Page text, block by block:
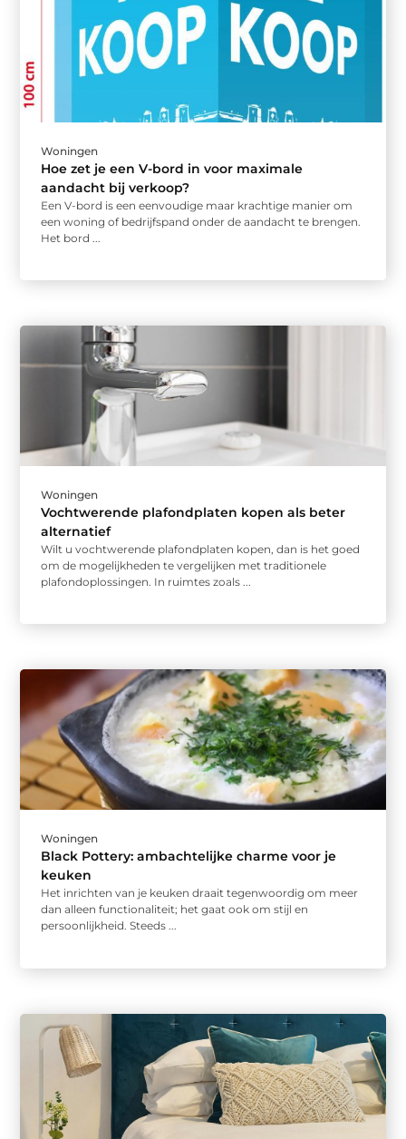
Woningen
Hoe zet je een V-bord in voor maximale
aandacht bij verkoop?
Een V-bord is een eenvoudige maar krachtige manier om
een woning of bedrijfspand onder de aandacht te brengen.
Het bord ...
Woningen
Vochtwerende plafondplaten kopen als beter
alternatief
Wilt u vochtwerende plafondplaten kopen, dan is het goed
om de mogelijkheden te vergelijken met traditionele
plafondoplossingen. In ruimtes zoals ...
Woningen
Black Pottery: ambachtelijke charme voor je
keuken
Het inrichten van je keuken draait tegenwoordig om meer
dan alleen functionaliteit; het gaat ook om stijl en
persoonlijkheid. Steeds ...